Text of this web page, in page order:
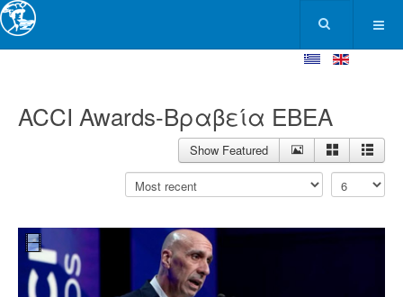
ACCI Awards-Βραβεία ΕΒΕΑ
Show Featured